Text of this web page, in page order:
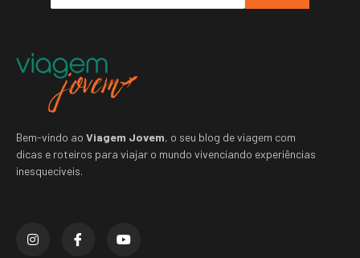
Bem-vindo ao Viagem Jovem, o seu blog de viagem com
dicas e roteiros para viajar o mundo vivenciando experiências
inesquecíveis.